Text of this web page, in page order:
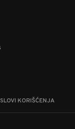
KORIŠĆENJA